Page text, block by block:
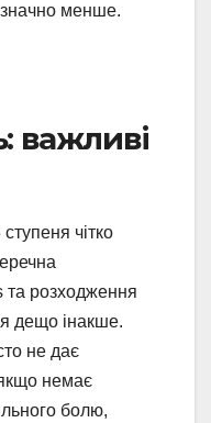
менше.
важливі
чітко
та розходження
дещо інакше.
не дає
якщо немає
болю,